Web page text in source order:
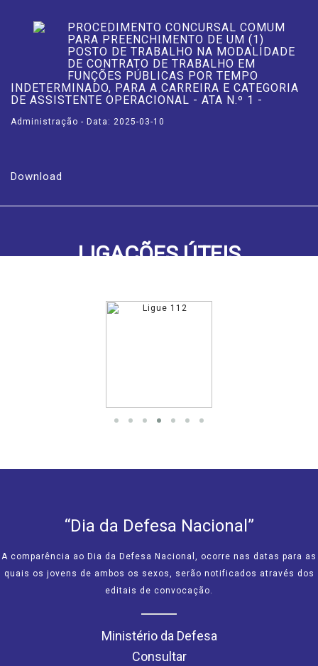
PROCEDIMENTO CONCURSAL COMUM
PARA PREENCHIMENTO DE UM (1)
POSTO DE TRABALHO NA MODALIDADE
DE CONTRATO DE TRABALHO EM
FUNÇÕES PÚBLICAS POR TEMPO
INDETERMINADO, PARA A CARREIRA E CATEGORIA
DE ASSISTENTE OPERACIONAL - ATA N.º 1 -
Administração - Data: 2025-03-10
Download
LIGAÇÕES ÚTEIS
“Dia da Defesa Nacional”
A comparência ao Dia da Defesa Nacional, ocorre nas datas para as
quais os jovens de ambos os sexos, serão notificados através dos
editais de convocação.
Ministério da Defesa
Consultar